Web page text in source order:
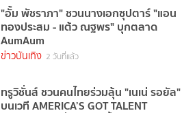
"อั้ม พัชราภา" ชวนนางเอกซุปตาร์ "แอน
ทองประสม - แต้ว ณฐพร" บุกตลาด
AumAum
ข่าวบันเทิง 2 วันที่แล้ว
ทรูวิชั่นส์ ชวนคนไทยร่วมลุ้น "เนเน่ รอยัล"
บนเวที AMERICA’S GOT TALENT